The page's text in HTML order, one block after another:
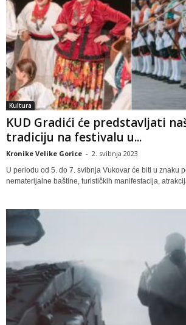
Kultura
KUD Gradići će predstavljati
tradiciju na festivalu u...
Kronike Velike Gorice - 2. svibnja 2023
U periodu od 5. do 7. svibnja Vukovar će biti u znaku
nematerijalne baštine, turističkih manifestacija,